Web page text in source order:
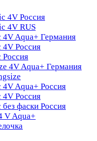
4V Россия
4V RUS
4V Aqua+ Германия
4V Россия
Россия
4V Aqua+ Германия
4V Aqua+ Россия
4V Россия
фаски Россия
V Aqua+